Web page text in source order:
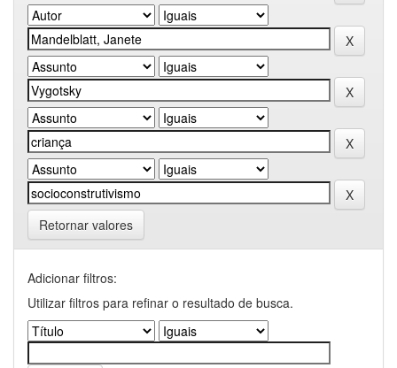
Retornar valores
Adicionar filtros:
Utilizar filtros para refinar o resultado de busca.